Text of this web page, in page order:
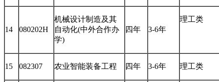
14 080202H
机械设计制造及其
自动化(中外合作办
学)
四年 3-6年
理工类
15 082307 农业智能装备工程 四年 3-6年 理工类